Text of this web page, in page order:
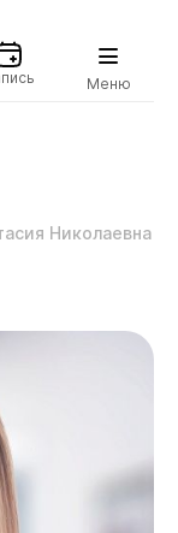
Меню
Николаевна